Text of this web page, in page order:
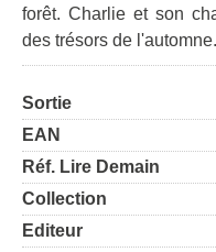
forêt. Charlie et son
des trésors de l'automne.
Sortie
EAN
Réf. Lire Demain
Collection
Editeur